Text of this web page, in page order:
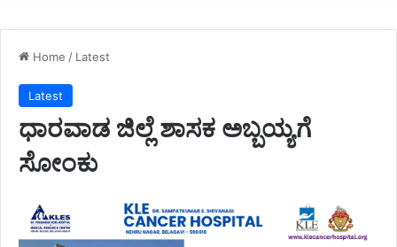
Home / Latest
Latest
ಧಾರವಾಡ ಜಿಲ್ಲೆ ಶಾಸಕ ಅಬ್ಬಯ್ಯಗೆ
ಸೋಂಕು